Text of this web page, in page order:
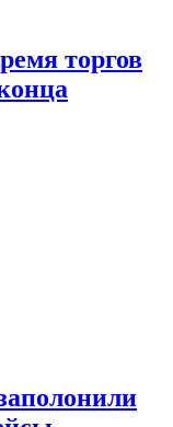
торгов